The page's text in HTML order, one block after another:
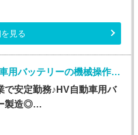
見る
検査・品質チェック(自動車用バッテリーの機械操作・検査など/未経験OK)
で安定勤務♪HV自動車用バ
製造◎…